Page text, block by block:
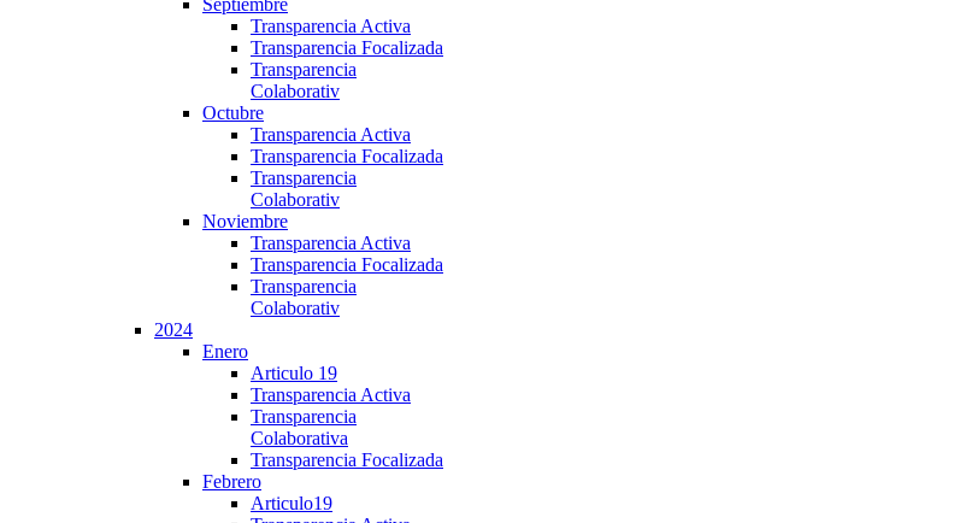
Transparencia Activa
Transparencia Focalizada
Transparencia
Colaborativ
Octubre
Transparencia Activa
Transparencia Focalizada
Transparencia
Colaborativ
Noviembre
Transparencia Activa
Transparencia Focalizada
Transparencia
Colaborativ
2024
Enero
Articulo 19
Transparencia Activa
Transparencia
Colaborativa
Transparencia Focalizada
Febrero
Articulo19